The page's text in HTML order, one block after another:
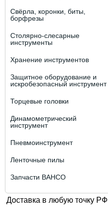
Свёрла, коронки, биты,
борфрезы
Столярно-слесарные
инструменты
Хранение инструментов
Защитное оборудование и
искробезопасный инструмент
Торцевые головки
Динамометрический
инструмент
Пневмоинструмент
Ленточные пилы
Запчасти BAHCO
Доставка в любую точку РФ